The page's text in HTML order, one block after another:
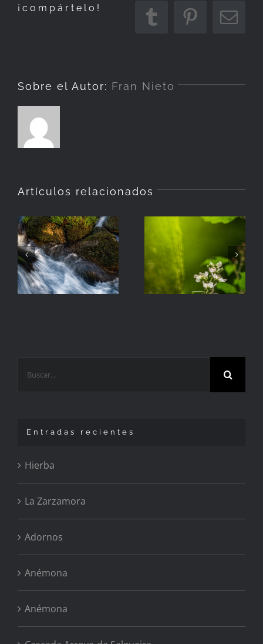
¡compártelo!
TumblrPinterest
Sobre el Autor: Fran Nieto
Artículos relacionados
Hierba
Zarzamora
Entradas recientes
Hierba
La Zarzamora
Adornos
Anémona
Anémona